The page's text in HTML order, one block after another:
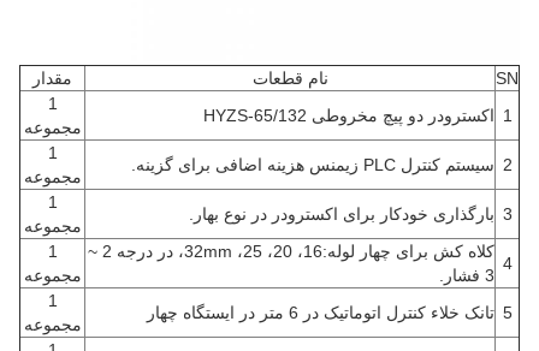
SN نام قطعات
مقدار
اکسترودر دو پیچ مخروطی HYZS-65/132
مجموعه
2
سیستم کنترل PLC زیمنس هزینه اضافی برای گزینه.
مجموعه
3
بارگذاری خودکار برای اکسترودر در نوع بهار.
مجموعه
4
کلاه کش برای چهار لوله:16، 20، 25، 32mm، در درجه 2 ~
مجموعه
5
تانک خلاء کنترل اتوماتیک در 6 متر در ایستگاه چهار
مجموعه